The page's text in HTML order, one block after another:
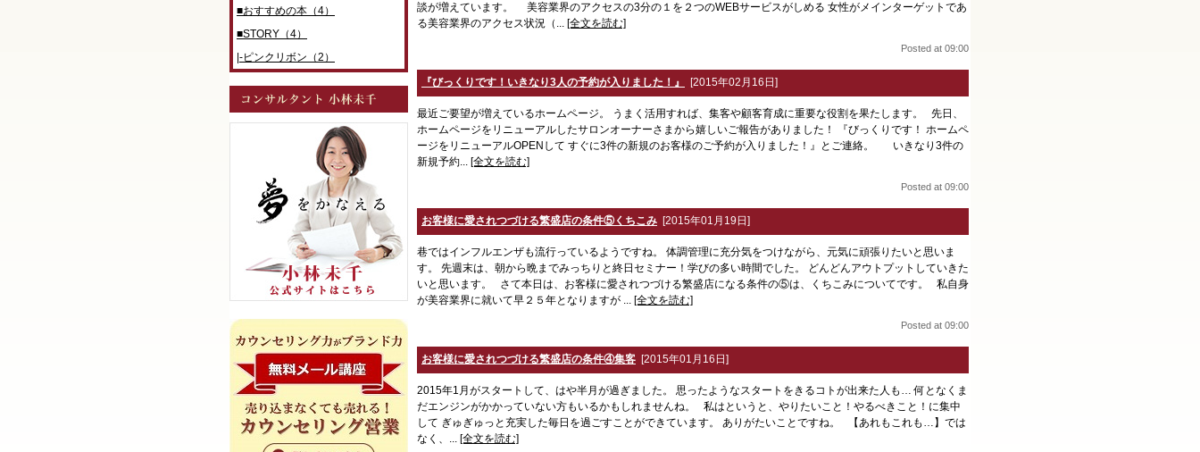
■おすすめの本（4）
■STORY（4）
|-ピンクリボン（2）
談が増えています。 美容業界のアクセスの3分の１を２つのWEBサービスがしめる 女性がメインターゲットであ
る美容業界のアクセス状況（... [全文を読む]
Posted at 09:00
『びっくりです！いきなり3人の予約が入りました！』 [2015年02月16日]
最近ご要望が増えているホームページ。 うまく活用すれば、集客や顧客育成に重要な役割を果たします。 先日、
ホームページをリニューアルしたサロンオーナーさまから嬉しいご報告がありました！ 『びっくりです！ ホームペ
ージをリニューアルOPENして すぐに3件の新規のお客様のご予約が入りました！』とご連絡。 いきなり3件の
新規予約... [全文を読む]
Posted at 09:00
お客様に愛されつづける繁盛店の条件⑤くちこみ [2015年01月19日]
巷ではインフルエンザも流行っているようですね。 体調管理に充分気をつけながら、元気に頑張りたいと思いま
す。 先週末は、朝から晩までみっちりと終日セミナー！学びの多い時間でした。 どんどんアウトプットしていきた
いと思います。 さて本日は、お客様に愛されつづける繁盛店になる条件の⑤は、くちこみについてです。 私自身
が美容業界に就いて早２５年となりますが ... [全文を読む]
Posted at 09:00
お客様に愛されつづける繁盛店の条件④集客 [2015年01月16日]
2015年1月がスタートして、はや半月が過ぎました。 思ったようなスタートをきるコトが出来た人も… 何となくま
だエンジンがかかっていない方もいるかもしれませんね。 私はというと、やりたいこと！やるべきこと！に集中
して ぎゅぎゅっと充実した毎日を過ごすことができています。 ありがたいことですね。 【あれもこれも…】では
なく、... [全文を読む]